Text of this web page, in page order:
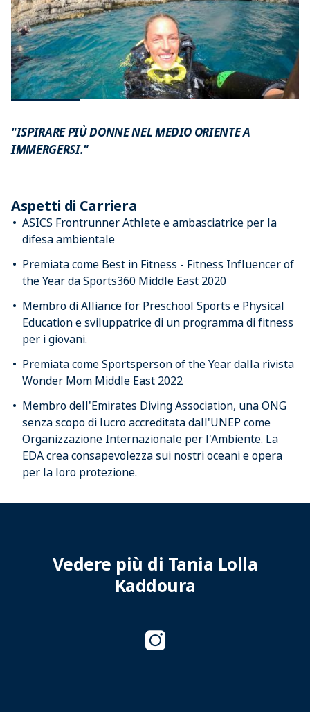
"ISPIRARE PIÙ DONNE NEL MEDIO ORIENTE A
IMMERGERSI."
Aspetti di Carriera
ASICS Frontrunner Athlete e ambasciatrice per la
difesa ambientale
Premiata come Best in Fitness - Fitness Influencer of
the Year da Sports360 Middle East 2020
Membro di Alliance for Preschool Sports e Physical
Education e sviluppatrice di un programma di fitness
per i giovani.
Premiata come Sportsperson of the Year dalla rivista
Wonder Mom Middle East 2022
Membro dell'Emirates Diving Association, una ONG
senza scopo di lucro accreditata dall'UNEP come
Organizzazione Internazionale per l'Ambiente. La
EDA crea consapevolezza sui nostri oceani e opera
per la loro protezione.
Vedere più di Tania Lolla
Kaddoura